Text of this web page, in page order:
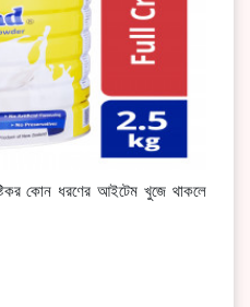
কোন ধরণের আইটেম খুজে থাকলে